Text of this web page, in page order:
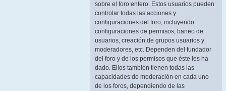
sobre el foro entero. Estos usuarios pueden
controlar todas las acciones y
configuraciones del foro, incluyendo
configuraciones de permisos, baneo de
usuarios, creación de grupos usuarios y
moderadores, etc. Dependen del fundador
del foro y de los permisos que éste les ha
dado. Ellos también tienen todas las
capacidades de moderación en cada uno
de los foros, dependiendo de las